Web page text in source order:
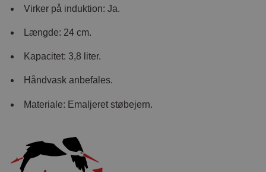
Virker på induktion: Ja.
Længde: 24 cm.
Kapacitet: 3,8 liter.
Håndvask anbefales.
Materiale: Emaljeret støbejern.